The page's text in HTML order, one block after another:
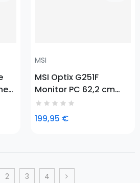
MSI
MSI Optix G251F
Monitor PC 62,2 cm
(24.5") 1920 x 1080 Pixel
Full HD LED Nero
199,95 €
2 3 4